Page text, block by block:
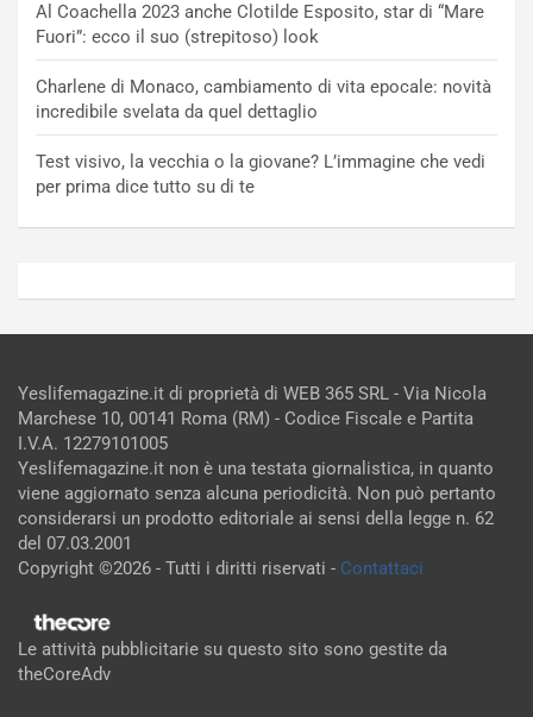
Al Coachella 2023 anche Clotilde Esposito, star di “Mare
Fuori”: ecco il suo (strepitoso) look
Charlene di Monaco, cambiamento di vita epocale: novità
incredibile svelata da quel dettaglio
Test visivo, la vecchia o la giovane? L’immagine che vedi
per prima dice tutto su di te
Yeslifemagazine.it di proprietà di WEB 365 SRL - Via Nicola
Marchese 10, 00141 Roma (RM) - Codice Fiscale e Partita
I.V.A. 12279101005
Yeslifemagazine.it non è una testata giornalistica, in quanto
viene aggiornato senza alcuna periodicità. Non può pertanto
considerarsi un prodotto editoriale ai sensi della legge n. 62
del 07.03.2001
Copyright ©2026 - Tutti i diritti riservati - Contattaci
Le attività pubblicitarie su questo sito sono gestite da
theCoreAdv